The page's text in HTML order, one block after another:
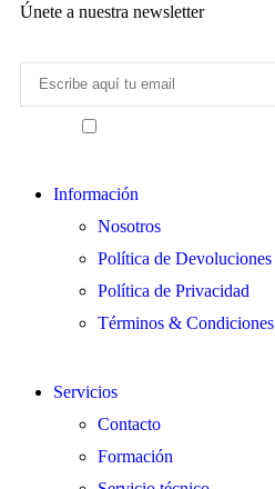
Únete a nuestra newsletter
Información
Nosotros
Política de Devoluciones
Política de Privacidad
Términos & Condiciones
Servicios
Contacto
Formación